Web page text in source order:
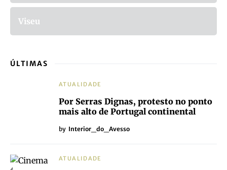
Viseu
ÚLTIMAS
ATUALIDADE
Por Serras Dignas, protesto no ponto
mais alto de Portugal continental
by Interior_do_Avesso
ATUALIDADE